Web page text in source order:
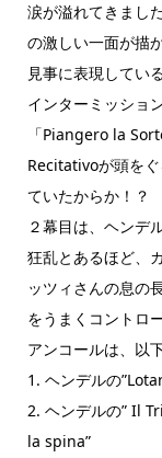
涙が溢れてきまし
の激しい一面が描
見事に表現してい
インターミッショ
「Piangero la
Recitativoが頭を
ていたからか！？
２幕目は、ヘンデ
狂乱とあるほど、
ッツィさんの息の
をうまくコントロ
アンコールは、以
1. ヘンデルの
2. ヘンデルの” Il
la spina”